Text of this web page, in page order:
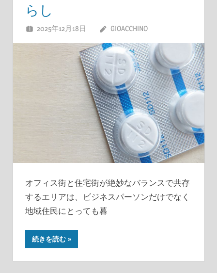
らし
2025年12月18日 GIOACCHINO
オフィス街と住宅街が絶妙なバランスで共存
するエリアは、ビジネスパーソンだけでなく
地域住民にとっても暮
続きを読む